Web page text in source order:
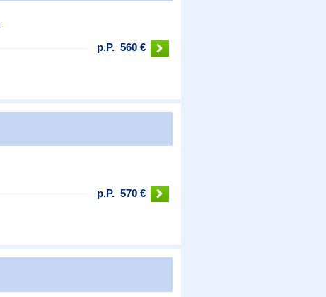
p.P. 560 €
p.P. 570 €